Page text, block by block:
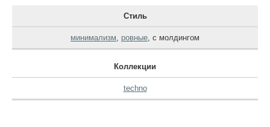
Стиль
минимализм ровные с молдингом
Коллекции
techno